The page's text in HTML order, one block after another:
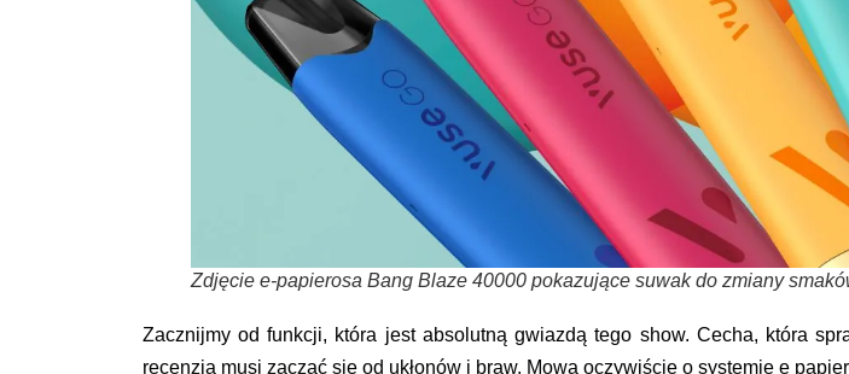
Zdjęcie e-papierosa Bang Blaze 40000 pokazujące suwak do zmiany
Zacznijmy od funkcji, która jest absolutną gwiazdą tego show. Cecha, która
recenzja musi zacząć się od ukłonów i braw. Mowa oczywiście o systemie e